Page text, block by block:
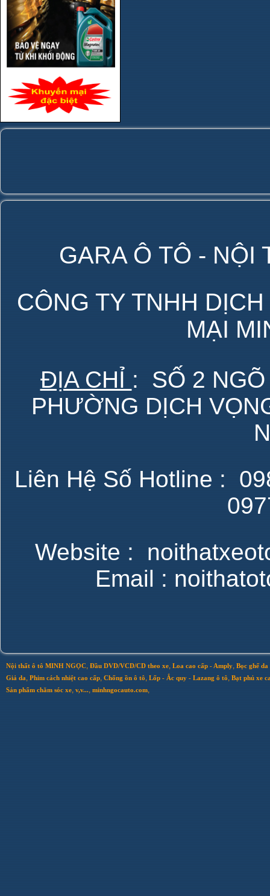
GARA Ô TÔ - NỘI
CÔNG TY TNHH
MẠI
ĐỊA CHỈ : SỐ 2 NGÕ
PHƯỜNG DỊCH
Liên Hệ Số Hotline :
Website :
Email :
Nội thất ô tô MINH NGỌC, Đầu DVD/VCD/CD theo xe, Loa cao cấp - Amply, Bọc ghế
Giả da, Phim cách nhiệt cao cấp, Chống ồn ô tô, Lốp - Ắc quy - Lazang ô tô, Bạt phủ xe
Sản phẩm chăm sóc xe, v,v..., minhngocauto.com,